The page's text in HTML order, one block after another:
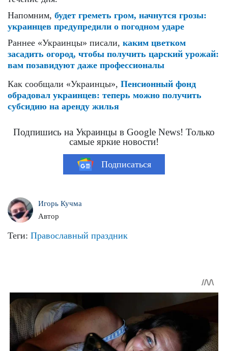
Напомним, будет греметь гром, начнутся грозы:
украинцев предупредили о погодном ударе
Раннее «Украинцы» писали, каким цветком
засадить огород, чтобы получить царский урожай:
вам позавидуют даже профессионалы
Как сообщали «Украинцы», Пенсионный фонд
обрадовал украинцев: теперь можно получить
субсидию на аренду жилья
Подпишись на Украинцы в Google News! Только
самые яркие новости!
Подписаться
Игорь Кучма
Автор
Теги: Православный праздник